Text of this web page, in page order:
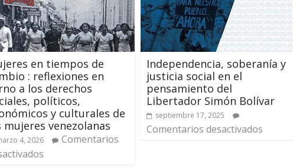
en tiempos de
: reflexiones en
a los derechos
políticos,
y culturales de
mujeres venezolanas
4, 2026
Comentarios
Independencia, soberanía y
justicia social en el
pensamiento del
Libertador Simón Bolívar
septiembre 17, 2025
Comentarios desactivados